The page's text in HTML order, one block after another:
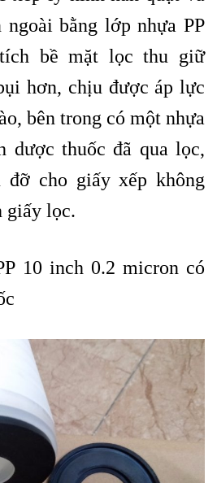
ngoài bằng lớp nhựa PP
bề mặt lọc thu giữ
hơn, chịu được áp lực
bên trong có một nhựa
dược thuốc đã qua lọc,
đỡ cho giấy xếp không
giấy lọc.
10 inch 0.2 micron có